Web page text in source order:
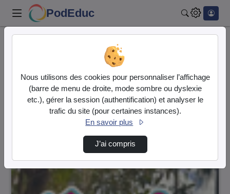
PodEduc
2 vidéos trouvées
Audio Vidéo
Direction de tri
Nous utilisons des cookies pour personnaliser l’affichage
(barre de menu de droite, mode sombre ou dyslexie
etc.), gérer la session (authentification) et analyser le
trafic du site (pour certaines instances).
En savoir plus
J’ai compris